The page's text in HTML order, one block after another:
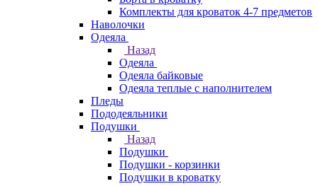
Комплекты для кроваток 4-7 предметов
Наволочки
Одеяла
Назад
Одеяла
Одеяла байковые
Одеяла теплые с наполнителем
Пледы
Пододеяльники
Подушки
Назад
Подушки
Подушки - корзинки
Подушки в кроватку